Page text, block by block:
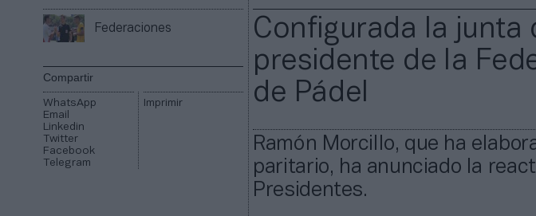
Federaciones
Compartir
WhatsApp
Email
Linkedin
Twitter
Facebook
Telegram
Imprimir
Configurada la junta
presidente de la
de Pádel
Ramón Morcillo, que ha
paritario, ha anunciado la
Presidentes.